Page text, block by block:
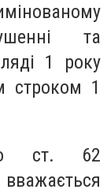
та
1 року
строком 1
до ст. 62